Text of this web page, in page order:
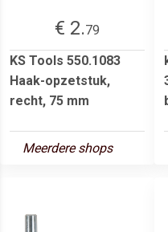
€ 2.79
KS Tools 550.1083
Haak-opzetstuk,
recht, 75 mm
Meerdere shops